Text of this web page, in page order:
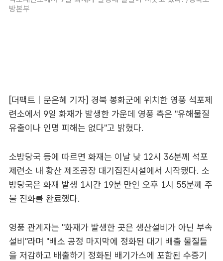
방본부
[더팩트 | 문은혜 기자] 경북 봉화군에 위치한 영풍 석포제
련소에서 9일 화재가 발생한 가운데 영풍 측은 "유해물질
유출이나 인명 피해는 없다"고 밝혔다.
소방당국 등에 따르면 화재는 이날 낮 12시 36분께 석포
제련소 내 황산 제조공장 대기집진시설에서 시작됐다. 소
방당국은 화재 발생 1시간 19분 만인 오후 1시 55분께 주
불 진화를 완료했다.
영풍 관계자는 "화재가 발생한 곳은 생산설비가 아닌 부속
설비"라며 "배소 공정 마지막에 정화된 대기 배출 물질들
을 저감하고 배출하기 정화된 배기가스에 포함된 수증기